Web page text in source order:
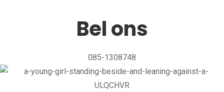
Bel ons
085-1308748